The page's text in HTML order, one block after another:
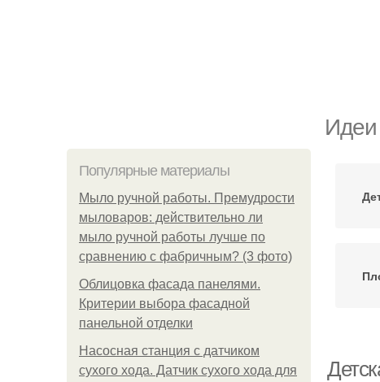
Идеи
Популярные материалы
Мыло ручной работы. Премудрости
мыловаров: действительно ли
мыло ручной работы лучше по
сравнению с фабричным? (3 фото)
Облицовка фасада панелями.
Критерии выбора фасадной
панельной отделки
Насосная станция с датчиком
сухого хода. Датчик сухого хода для